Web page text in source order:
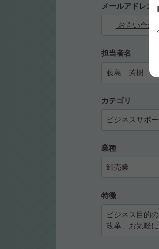
メールアドレス
お問い合わせ
担当者名
藤島 芳樹
カテゴリ
ビジネスサポー
業種
卸売業
特徴
ビジネス目的
改革、お気軽